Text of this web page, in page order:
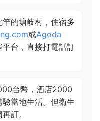
的塘岐村，住宿多
或Agoda
台，直接打電話訂
台幣，酒店2000
當地生活。但衛生
訂。